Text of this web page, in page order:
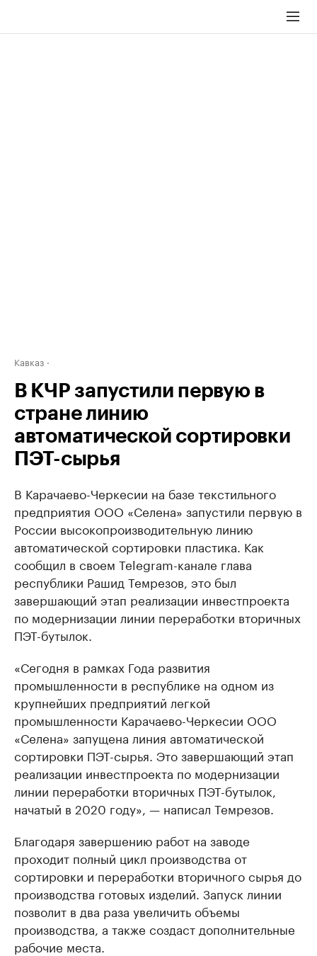
Кавказ
В КЧР запустили первую в
стране линию
автоматической сортировки
ПЭТ-сырья
В Карачаево-Черкесии на базе текстильного
предприятия ООО «Селена» запустили первую в
России высокопроизводительную линию
автоматической сортировки пластика. Как
сообщил в своем Telegram-канале глава
республики Рашид Темрезов, это был
завершающий этап реализации инвестпроекта
по модернизации линии переработки вторичных
ПЭТ-бутылок.
«Сегодня в рамках Года развития
промышленности в республике на одном из
крупнейших предприятий легкой
промышленности Карачаево-Черкесии ООО
«Селена» запущена линия автоматической
сортировки ПЭТ-сырья. Это завершающий этап
реализации инвестпроекта по модернизации
линии переработки вторичных ПЭТ-бутылок,
начатый в 2020 году», — написал Темрезов.
Благодаря завершению работ на заводе
проходит полный цикл производства от
сортировки и переработки вторичного сырья до
производства готовых изделий. Запуск линии
позволит в два раза увеличить объемы
производства, а также создаст дополнительные
рабочие места.